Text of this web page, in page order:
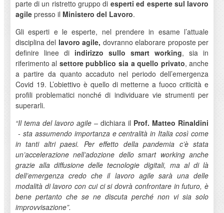
parte di un ristretto gruppo di esperti ed esperte sul lavoro
agilepresso il Ministero del Lavoro.
Gli esperti e le esperte, nel prendere in esame l’attuale
disciplina del lavoro agile, dovranno elaborare proposte per
definire linee di indirizzo sullo smart working, sia in
riferimento al settore pubblico sia a quello privato, anche
a partire da quanto accaduto nel periodo dell’emergenza
Covid 19. L’obiettivo è quello di metterne a fuoco criticità e
profili problematici nonché di individuare vie strumenti per
superarli.
“Il tema del lavoro agile –dichiara il Prof. Matteo Rinaldini
- sta assumendo importanza e centralità in Italia così come
in tanti altri paesi. Per effetto della pandemia c’è stata
un’accelerazione nell’adozione dello smart working anche
grazie alla diffusione delle tecnologie digitali, ma al di là
dell’emergenza credo che il lavoro agile sarà una delle
modalità di lavoro con cui ci si dovrà confrontare in futuro, è
bene pertanto che se ne discuta perché non vi sia solo
improvvisazione”.